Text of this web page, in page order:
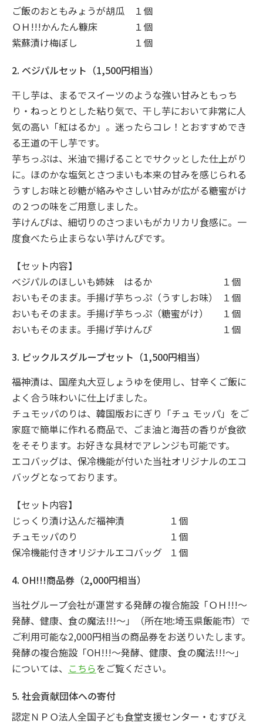
ご飯のおともみょうが胡瓜
１個
ＯＨ!!!かんたん糠床
１個
紫蘇漬け梅ぼし
１個
2. ベジパルセット（1,500円相当）
干し芋は、まるでスイーツのような強い甘みともっち
り・ねっとりとした粘り気で、干し芋において非常に人
気の高い「紅はるか」。迷ったらコレ！とおすすめでき
る王道の干し芋です。
芋ちっぷは、米油で揚げることでサクッとした仕上がり
に。ほのかな塩気とさつまいも本来の甘みを感じられる
うすしお味と砂糖が絡みやさしい甘みが広がる糖蜜がけ
の２つの味をご用意しました。
芋けんぴは、細切りのさつまいもがカリカリ食感に。一
度食べたら止まらない芋けんぴです。
【セット内容】
ベジパルのほしいも姉妹 はるか
１個
おいもそのまま。手揚げ芋ちっぷ（うすしお味）
１個
おいもそのまま。手揚げ芋ちっぷ（糖蜜がけ）
１個
おいもそのまま。手揚げ芋けんぴ
１個
3. ピックルスグループセット（1,500円相当）
福神漬は、国産丸大豆しょうゆを使用し、甘辛くご飯に
よく合う味わいに仕上げました。
チュモッパのりは、韓国版おにぎり「チュ モッパ」をご
家庭で簡単に作れる商品で、ごま油と海苔の香りが食欲
をそそります。お好きな具材でアレンジも可能です。
エコバッグは、保冷機能が付いた当社オリジナルのエコ
バッグとなっております。
【セット内容】
じっくり漬け込んだ福神漬
１個
チュモッパのり
１個
保冷機能付きオリジナルエコバッグ
１個
4. OH!!!商品券（2,000円相当）
当社グループ会社が運営する発酵の複合施設「ＯＨ!!!～
発酵、健康、食の魔法!!!～」（所在地:埼玉県飯能市）で
ご利用可能な2,000円相当の商品券をお送りいたします。
発酵の複合施設「OH!!!～発酵、健康、食の魔法!!!～」
については、 こちらをご覧ください。
5. 社会貢献団体への寄付
認定ＮＰＯ法人全国子ども食堂支援センター・むすびえ